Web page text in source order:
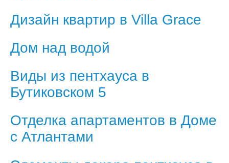
Дизайн квартир в Villa Grace
Дом над водой
Виды из пентхауса в
Бутиковском 5
Отделка апартаментов в Доме
с Атлантами